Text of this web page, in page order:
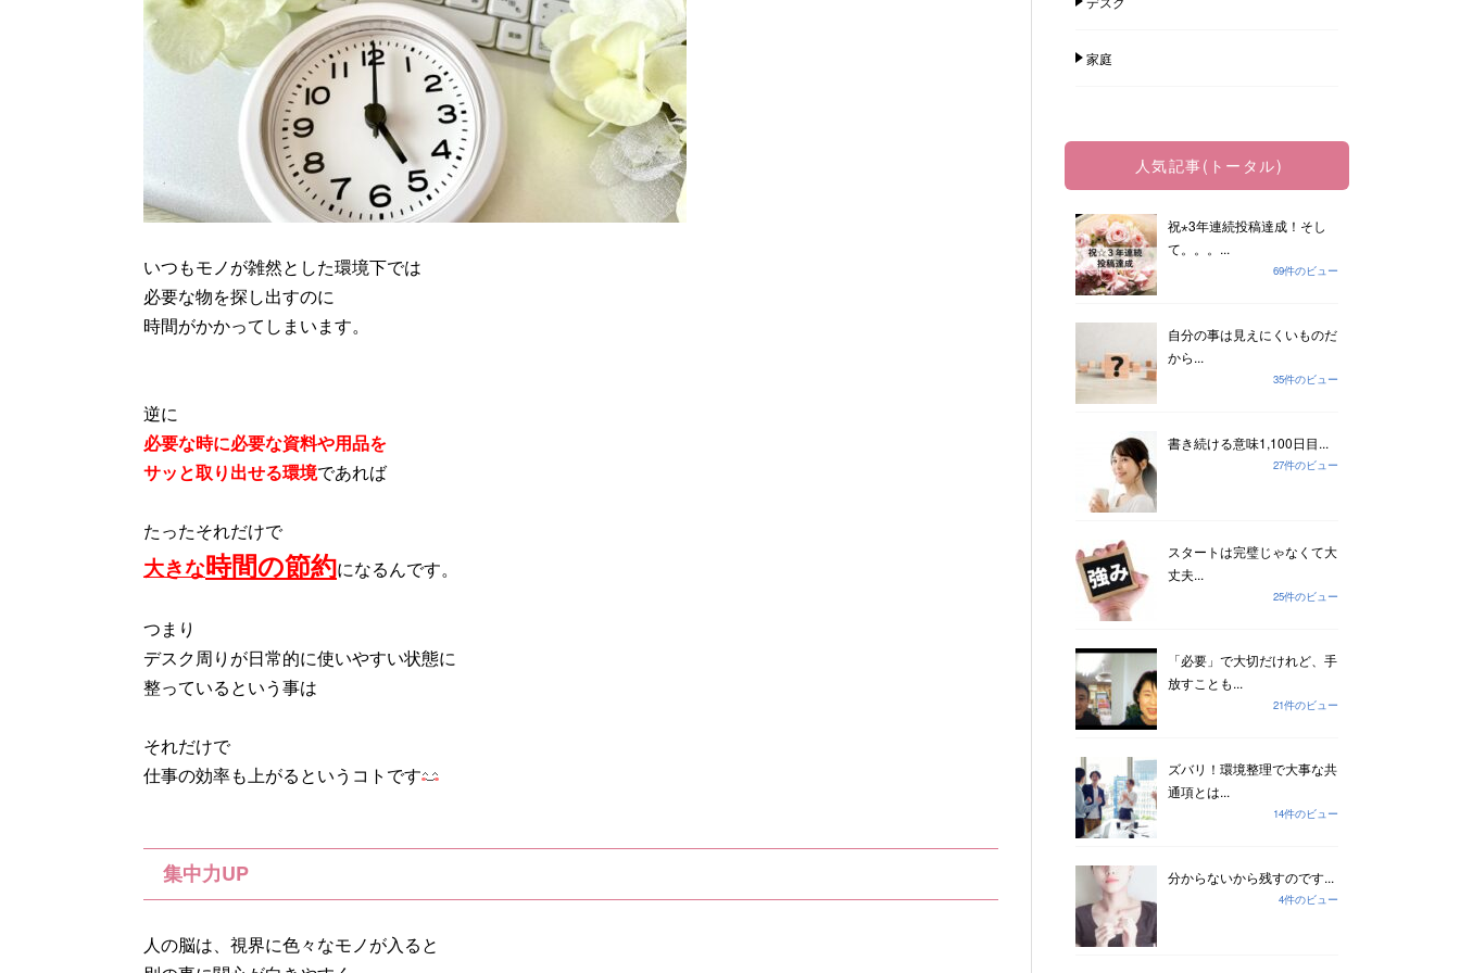
いつもモノが雑然とした環境下では
必要な物を探し出すのに
時間がかかってしまいます。
逆に
必要な時に必要な資料や用品を
サッと取り出せる環境であれば
たったそれだけで
大きな時間の節約になるんです。
つまり
デスク周りが日常的に使いやすい状態に
整っているという事は
それだけで
仕事の効率も上がるというコトです
集中力UP
人の脳は、視界に色々なモノが入ると
家庭
人気記事(トータル)
祝⋆3年連続投稿達成！そし
て。。。...
69件のビュー
自分の事は見えにくいものだ
から...
35件のビュー
書き続ける意味1,100日目...
27件のビュー
スタートは完璧じゃなくて大
丈夫...
25件のビュー
「必要」で大切だけれど、手
放すことも...
21件のビュー
ズバリ！環境整理で大事な共
通項とは...
14件のビュー
分からないから残すのです...
4件のビュー